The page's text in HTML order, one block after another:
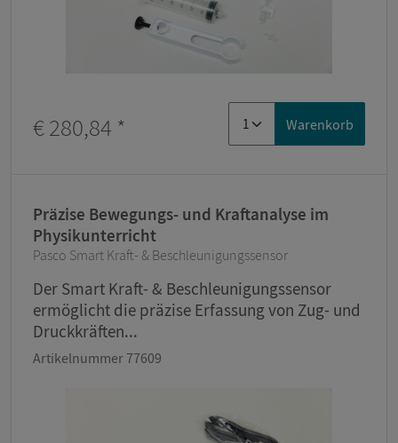
€ 280,84 * Warenkorb
Präzise Bewegungs- und Kraftanalyse im
Physikunterricht
Pasco Smart Kraft- & Beschleunigungssensor
Der Smart Kraft- & Beschleunigungssensor
ermöglicht die präzise Erfassung von Zug- und
Druckkräften...
Artikelnummer 77609